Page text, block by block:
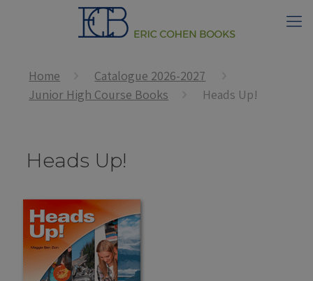
Home
Catalogue 2026-2027
Junior High Course Books
Heads Up!
Heads Up!